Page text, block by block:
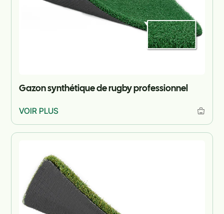
Gazon synthétique de rugby professionnel
VOIR PLUS